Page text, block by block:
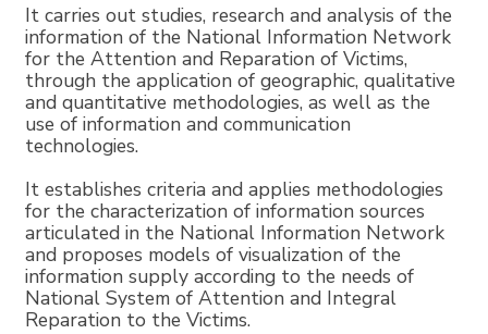
It carries out studies, research and analysis of the
information of the National Information Network
for the Attention and Reparation of Victims,
through the application of geographic, qualitative
and quantitative methodologies, as well as the
use of information and communication
technologies.
It establishes criteria and applies methodologies
for the characterization of information sources
articulated in the National Information Network
and proposes models of visualization of the
information supply according to the needs of
National System of Attention and Integral
Reparation to the Victims.